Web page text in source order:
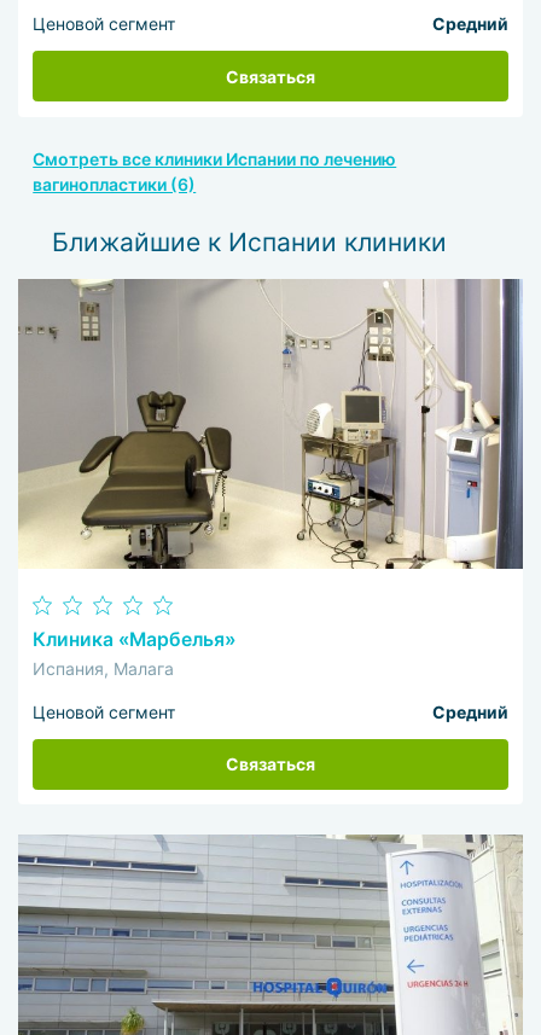
Ценовой сегмент Средний
Связаться
Смотреть все клиники Испании по лечению
вагинопластики (6)
Ближайшие к Испании клиники
Клиника «Марбелья»
Испания, Малага
Ценовой сегмент Средний
Связаться